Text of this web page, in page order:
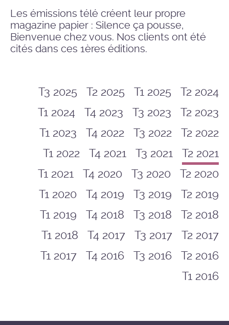
Les émissions télé créent leur propre
magazine papier : Silence ça pousse,
Bienvenue chez vous. Nos clients ont été
cités dans ces 1ères éditions.
T3 2025 T2 2025 T1 2025
T2 2024
T1 2024
T4 2023 T3 2023
T2 2023
T1 2023
T4 2022 T3 2022
T2 2022
T1 2022
T4 2021 T3 2021
T2 2021
T1 2021
T4 2020 T3 2020
T2 2020
T1 2020
T4 2019 T3 2019
T2 2019
T1 2019
T4 2018 T3 2018
T2 2018
T1 2018
T4 2017 T3 2017
T2 2017
T1 2017
T4 2016 T3 2016
T2 2016
T1 2016